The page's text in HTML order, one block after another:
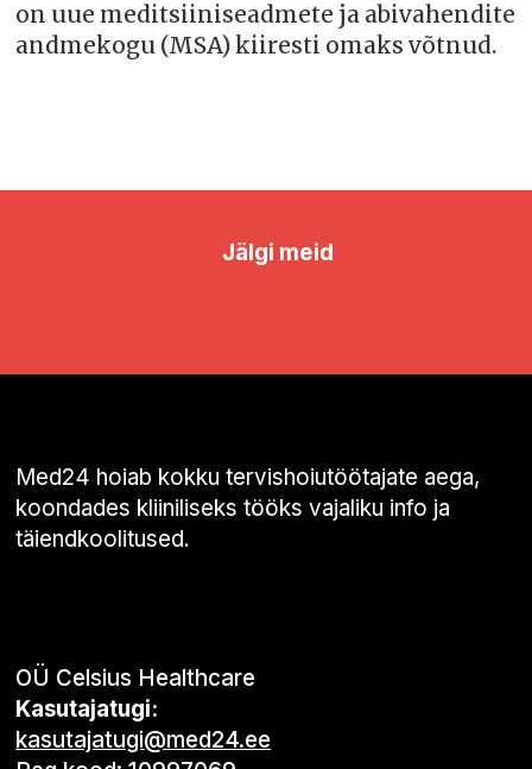
on uue meditsiiniseadmete ja abivahendite
andmekogu (MSA) kiiresti omaks võtnud.
Jälgi meid
Med24 hoiab kokku tervishoiutöötajate aega,
koondades kliiniliseks tööks vajaliku info ja
täiendkoolitused.
OÜ Celsius Healthcare
Kasutajatugi:
kasutajatugi@med24.ee